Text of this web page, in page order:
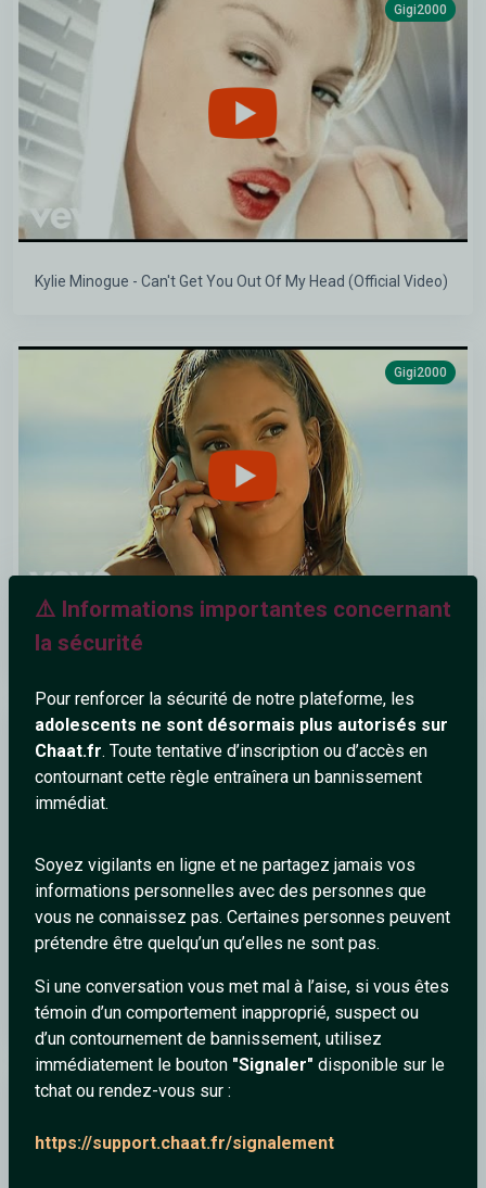
⚠️ Informations importantes concernant
la sécurité
Pour renforcer la sécurité de notre plateforme, les
adolescents ne sont désormais plus autorisés sur
Chaat.fr. Toute tentative d’inscription ou d’accès en
contournant cette règle entraînera un bannissement
immédiat.
Soyez vigilants en ligne et ne partagez jamais vos
informations personnelles avec des personnes que
vous ne connaissez pas. Certaines personnes peuvent
prétendre être quelqu’un qu’elles ne sont pas.
Si une conversation vous met mal à l’aise, si vous êtes
témoin d’un comportement inapproprié, suspect ou
d’un contournement de bannissement, utilisez
immédiatement le bouton "Signaler" disponible sur le
tchat ou rendez-vous sur :
https://support.chaat.fr/signalement
Gigi2000
Kylie Minogue - Can't Get You Out Of My Head (Official Video)
Gigi2000
Jennifer Lopez - Love Don't Cost A Thing (Official HD Video)
Gigi2000
Mis-Teeq - Scandalous (Official Video)